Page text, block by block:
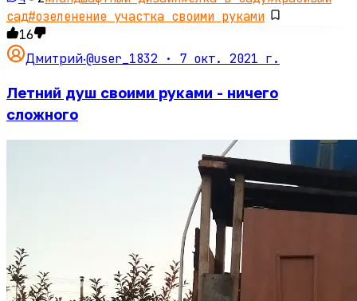
сад#озеленение участка своими руками
16
Дмитрий·@user_1832 · 7 окт. 2021 г.
Летний душ своими руками - ничего
сложного